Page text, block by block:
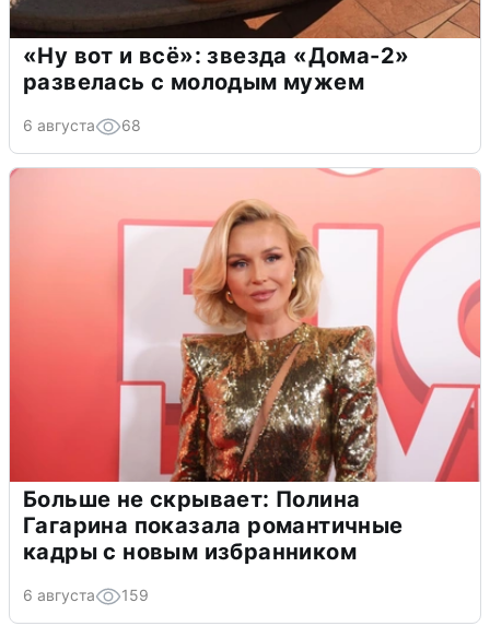
«Ну вот и всё»: звезда «Дома-2»
развелась с молодым мужем
6 августа 68
Больше не скрывает: Полина
Гагарина показала романтичные
кадры с новым избранником
6 августа 159